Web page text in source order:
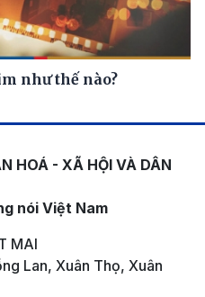
như thế nào?
HOÁ - XÃ HỘI VÀ DÂN
nói Việt Nam
MAI
Lan, Xuân Thọ, Xuân